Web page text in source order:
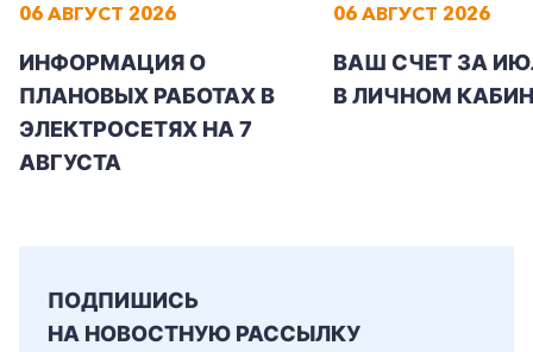
06 АВГУСТ 2026
ИНФОРМАЦИЯ О
ПЛАНОВЫХ РАБОТАХ В
ЭЛЕКТРОСЕТЯХ НА 7
АВГУСТА
06 АВГУСТ 2026
ВАШ СЧЕТ ЗА
В ЛИЧНОМ
ПОДПИШИСЬ
НА НОВОСТНУЮ РАССЫЛКУ